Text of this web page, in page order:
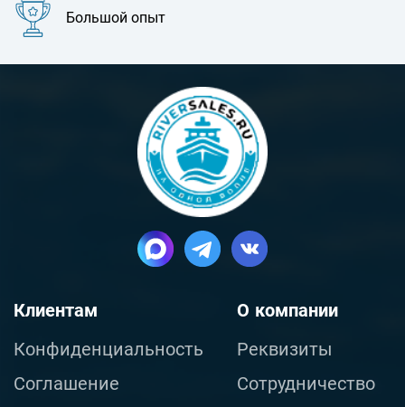
Большой опыт
Клиентам
Конфиденциальность
Соглашение
О компании
Реквизиты
Сотрудничество